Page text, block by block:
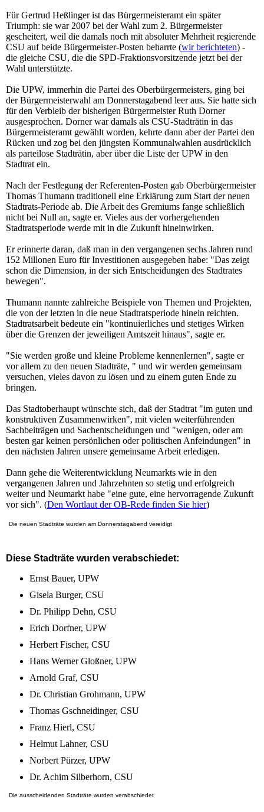
Für Gertrud Heßlinger ist das Bürgermeisteramt ein später
Triumph: sie war 2007 bei der Wahl zum 2. Bürgermeister
gescheitert, weil die damals noch mit absoluter Mehrheit regierende
CSU auf beide Bürgermeister-Posten beharrte (wir berichteten) -
die gleiche CSU, die die SPD-Fraktionsvorsitzende jetzt bei der
Wahl unterstützte.
Die UPW, immerhin die Partei des Oberbürgermeisters, ging bei
der Bürgermeisterwahl am Donnerstagabend leer aus. Sie hatte sich
für den Verbleib der bisherigen Bürgermeister Ruth Dorner
ausgesprochen. Dorner war damals als CSU-Stadträtin in das
Bürgermeisteramt gewählt worden, kehrte dann aber der Partei den
Rücken und zog bei den jüngsten Kommunalwahlen ausdrücklich
als parteilose Stadträtin, aber über die Liste der UPW in den
Stadtrat ein.
Nach der Festlegung der Referenten-Posten gab Oberbürgermeister
Thomas Thumann traditionell eine Erklärung zum Start der neuen
Stadtrats-Periode ab. Die Arbeit des Gremiums fange schließlich
nicht bei Null an, sagte er. Vieles aus der vorhergehenden
Stadtratsperiode werde mit in die Zukunft hineinwirken.
Er erinnerte daran, daß man in den vergangenen sechs Jahren rund
152 Millonen Euro für Investitionen ausgegeben habe: "Das zeigt
schon die Dimension, in der sich Entscheidungen des Stadtrates
bewegen".
Thumann nannte zahlreiche Beispiele von Themen und Projekten,
die von der letzten in die neue Stadtratsperiode hinein reichten.
Stadtratsarbeit bedeute ein "kontinuierliches und stetiges Wirken
über die Grenzen der jeweiligen Amtszeit hinaus", sagte er.
"Sie werden große und kleine Probleme kennenlernen", sagte er
vor allem zu den neuen Stadträte, " und wir werden gemeinsam
versuchen, vieles davon zu lösen und zu einem guten Ende zu
bringen.
Das Stadtoberhaupt wünschte sich, daß der Stadtrat "im guten und
konstruktiven Zusammenwirken", mit vielen weiterführenden
Sachbeiträgen und Sachentscheidungen und "wenigen, oder am
besten gar keinen persönlichen oder politischen Anfeindungen" in
den nächsten Jahren unsere gemeinsame Arbeit erledigen.
Dann gehe die Weiterentwicklung Neumarkts wie in den
vergangenen Jahren und Jahrzehnten so stetig und erfolgreich
weiter und Neumarkt habe "eine gute, eine hervorragende Zukunft
vor sich". (Den Wortlaut der OB-Rede finden Sie hier)
Die neuen Stadträte wurden am Donnerstagabend vereidigt
Diese Stadträte wurden verabschiedet:
Ernst Bauer, UPW
Gisela Burger, CSU
Dr. Philipp Dehn, CSU
Erich Dorfner, UPW
Herbert Fischer, CSU
Hans Werner Gloßner, UPW
Arnold Graf, CSU
Dr. Christian Grohmann, UPW
Thomas Gschneidinger, CSU
Franz Hierl, CSU
Helmut Lahner, CSU
Norbert Pürzer, UPW
Dr. Achim Silberhorn, CSU
Die ausscheidenden Stadträte wurden verabschiedet